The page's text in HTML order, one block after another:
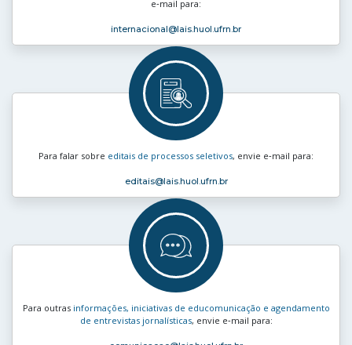
e‑mail para:
internacional@lais.huol.ufrn.br
Para falar sobre editais de processos seletivos, envie e‑mail para:
editais@lais.huol.ufrn.br
Para outras informações, iniciativas de educomunicação e agendamento
de entrevistas jornalísticas, envie e‑mail para: